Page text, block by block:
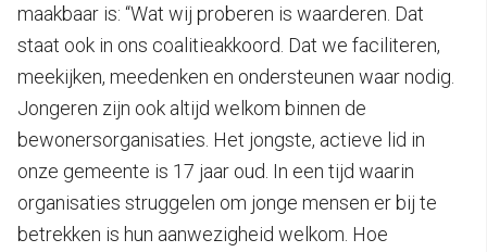
maakbaar is: “Wat wij proberen is waarderen. Dat
staat ook in ons coalitieakkoord. Dat we faciliteren,
meekijken, meedenken en ondersteunen waar nodig.
Jongeren zijn ook altijd welkom binnen de
bewonersorganisaties. Het jongste, actieve lid in
onze gemeente is 17 jaar oud. In een tijd waarin
organisaties struggelen om jonge mensen er bij te
betrekken is hun aanwezigheid welkom. Hoe